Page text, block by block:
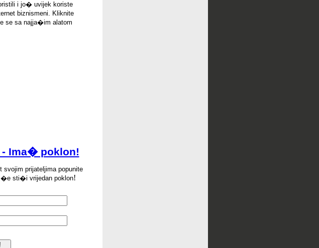
i jo� uvijek koriste
biznismeni. Kliknite
se sa najja�im alatom
Ima� poklon!
svojim prijateljima popunite
�e sti�i vrijedan poklon!